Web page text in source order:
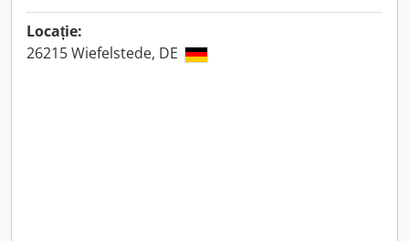
Locație:
26215 Wiefelstede, DE